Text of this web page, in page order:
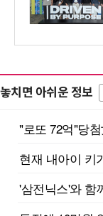
놓치면 아쉬운 정보